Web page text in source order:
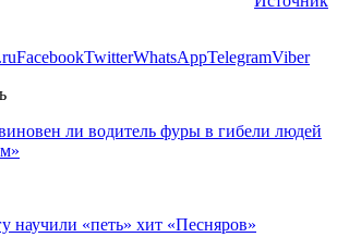
FacebookTwitterWhatsAppTelegramViber
ли водитель фуры в гибели людей
научили «петь» хит «Песняров»